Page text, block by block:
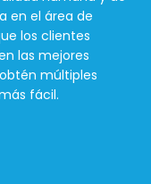
en el área de
los clientes
las mejores
múltiples
fácil.